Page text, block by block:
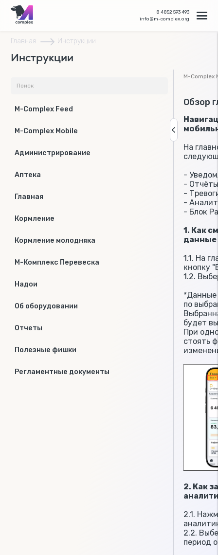
8 4852 593 493
info@m-complex.org
Главная Инструкции
Инструкции
M-Complex Feed
M-Complex Mobile
Администрирование
Аптека
Главная
Кормление
Кормление молодняка
М-Комплекс Перевеска
Надои
Об оборудовании
Отчеты
Полезные фишки
Регламентные документы
M-Complex
Обзор
На
-
-
-
-
- Блок
1. Как
данные
1.1. На
кнопку
1.2.
*Данные
по
будет
При
стоять
2. Как
2.1.
2.2.
период